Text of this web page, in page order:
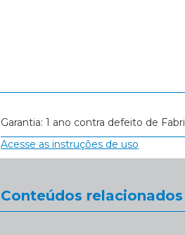
Garantia: 1 ano contra defeito de
Acesse as instruções de uso
Conteúdos